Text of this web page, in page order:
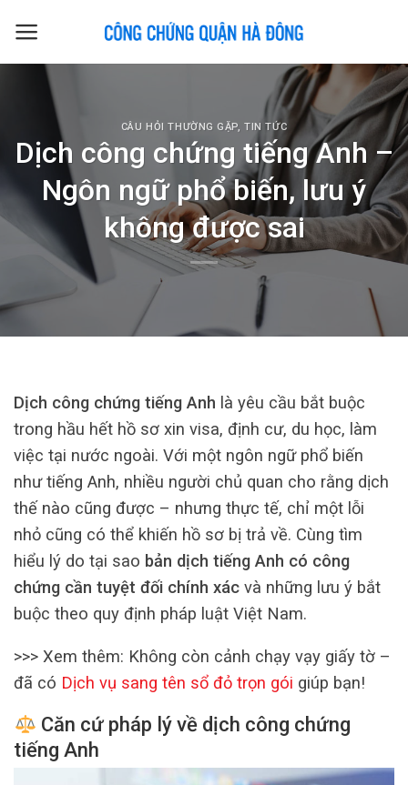
CÂU HỎI THƯỜNG GẶP,TIN TỨC
Dịch công chứng tiếng Anh –
Ngôn ngữ phổ biến, lưu ý
không được sai
Dịch công chứng tiếng Anh là yêu cầu bắt buộc
trong hầu hết hồ sơ xin visa, định cư, du học, làm
việc tại nước ngoài. Với một ngôn ngữ phổ biến
như tiếng Anh, nhiều người chủ quan cho rằng dịch
thế nào cũng được – nhưng thực tế, chỉ một lỗi
nhỏ cũng có thể khiến hồ sơ bị trả về. Cùng tìm
hiểu lý do tại sao bản dịch tiếng Anh có công
chứng cần tuyệt đối chính xác và những lưu ý bắt
buộc theo quy định pháp luật Việt Nam.
>>> Xem thêm: Không còn cảnh chạy vạy giấy tờ –
đã có Dịch vụ sang tên sổ đỏ trọn gói giúp bạn!
Căn cứ pháp lý về dịch công chứng
tiếng Anh